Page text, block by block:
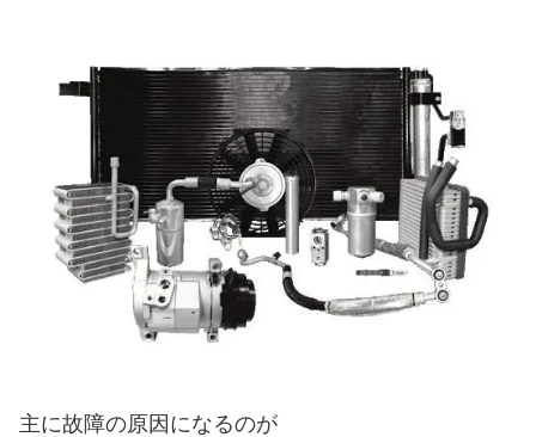
主に故障の原因になるのが